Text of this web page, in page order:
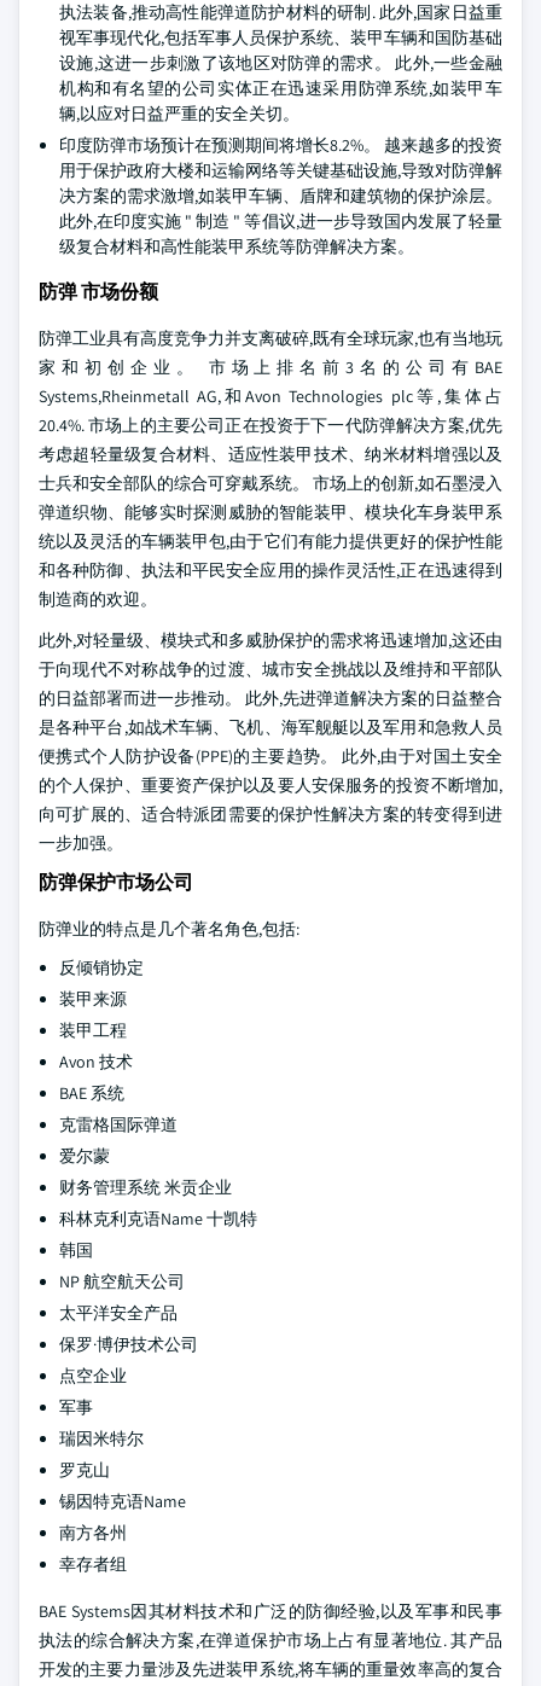
执法装备,推动高性能弹道防护材料的研制. 此外,国家日益重
视军事现代化,包括军事人员保护系统、装甲车辆和国防基础
设施,这进一步刺激了该地区对防弹的需求。 此外,一些金融
机构和有名望的公司实体正在迅速采用防弹系统,如装甲车
辆,以应对日益严重的安全关切。
印度防弹市场预计在预测期间将增长8.2%。 越来越多的投资
用于保护政府大楼和运输网络等关键基础设施,导致对防弹解
决方案的需求激增,如装甲车辆、盾牌和建筑物的保护涂层。
此外,在印度实施 " 制造 " 等倡议,进一步导致国内发展了轻量
级复合材料和高性能装甲系统等防弹解决方案。
防弹 市场份额
防弹工业具有高度竞争力并支离破碎,既有全球玩家,也有当地玩
家和初创企业。 市场上排名前3名的公司有BAE
Systems,Rheinmetall AG,和Avon Technologies plc等,集体占
20.4%. 市场上的主要公司正在投资于下一代防弹解决方案,优先
考虑超轻量级复合材料、适应性装甲技术、纳米材料增强以及
士兵和安全部队的综合可穿戴系统。 市场上的创新,如石墨浸入
弹道织物、能够实时探测威胁的智能装甲、模块化车身装甲系
统以及灵活的车辆装甲包,由于它们有能力提供更好的保护性能
和各种防御、执法和平民安全应用的操作灵活性,正在迅速得到
制造商的欢迎。
此外,对轻量级、模块式和多威胁保护的需求将迅速增加,这还由
于向现代不对称战争的过渡、城市安全挑战以及维持和平部队
的日益部署而进一步推动。 此外,先进弹道解决方案的日益整合
是各种平台,如战术车辆、飞机、海军舰艇以及军用和急救人员
便携式个人防护设备(PPE)的主要趋势。 此外,由于对国土安全
的个人保护、重要资产保护以及要人安保服务的投资不断增加,
向可扩展的、适合特派团需要的保护性解决方案的转变得到进
一步加强。
防弹保护市场公司
防弹业的特点是几个著名角色,包括:
反倾销协定
装甲来源
装甲工程
Avon 技术
BAE 系统
克雷格国际弹道
爱尔蒙
财务管理系统 米贡企业
科林克利克语Name 十凯特
韩国
NP 航空航天公司
太平洋安全产品
保罗·博伊技术公司
点空企业
军事
瑞因米特尔
罗克山
锡因特克语Name
南方各州
幸存者组
BAE Systems因其材料技术和广泛的防御经验,以及军事和民事
执法的综合解决方案,在弹道保护市场上占有显著地位. 其产品
开发的主要力量涉及先进装甲系统,将车辆的重量效率高的复合